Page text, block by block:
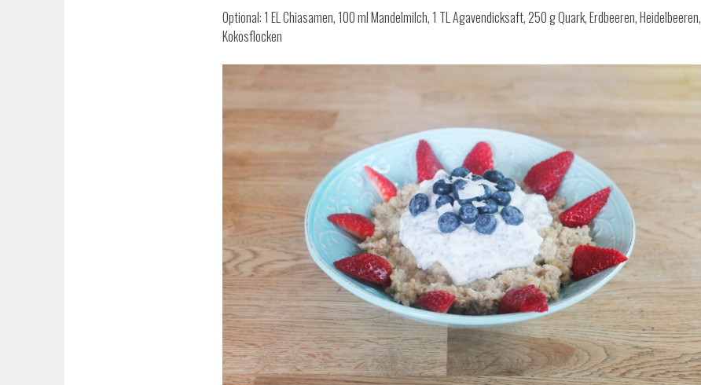
Optional: 1 EL Chiasamen, 100 ml Mandelmilch, 1 TL Agavendicksaft, 250 g Quark, Erdbeeren, Heidelbeeren,
Kokosflocken